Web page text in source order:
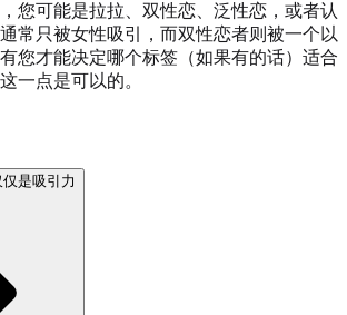
您可能是拉拉、双性恋、泛性恋，或者认
常只被女性吸引，而双性恋者则被一个以
您才能决定哪个标签（如果有的话）适合
一点是可以的。
是吸引力